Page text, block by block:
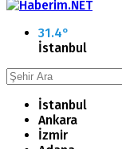
31.4°
İstanbul
İstanbul
Ankara
İzmir